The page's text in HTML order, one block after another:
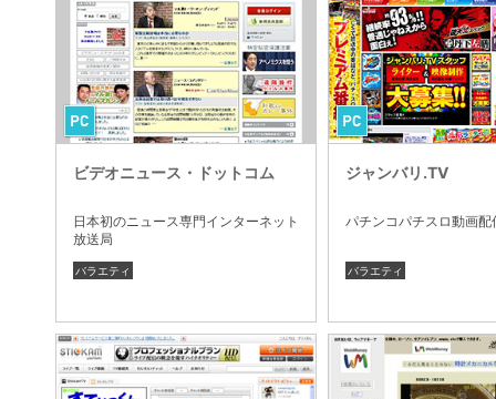
ビデオニュース・ドットコム
日本初のニュース専門インターネット
放送局
バラエティ
ジャンバリ.TV
パチンコパチスロ動画配
バラエティ